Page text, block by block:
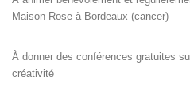
Maison Rose à Bordeaux (cancer)
À donner des conférences gratuites
créativité